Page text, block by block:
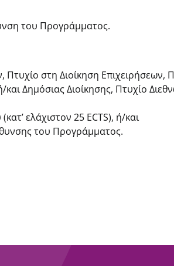
του Προγράμματος.
Πτυχίο στη Διοίκηση
Δημόσιας Διοίκησης, Πτυχίο
ελάχιστον 25 ECTS), ή/και
του Προγράμματος.